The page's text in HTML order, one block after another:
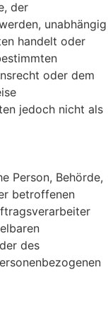
der
unabhängig
handelt oder
oder dem
jedoch nicht als
Person, Behörde,
betroffenen
des